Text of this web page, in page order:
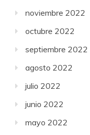
noviembre 2022
octubre 2022
septiembre 2022
agosto 2022
julio 2022
junio 2022
mayo 2022